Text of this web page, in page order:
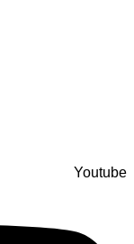
Youtube